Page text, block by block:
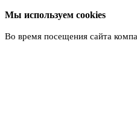
Мы используем cookies
Во время посещения сайта